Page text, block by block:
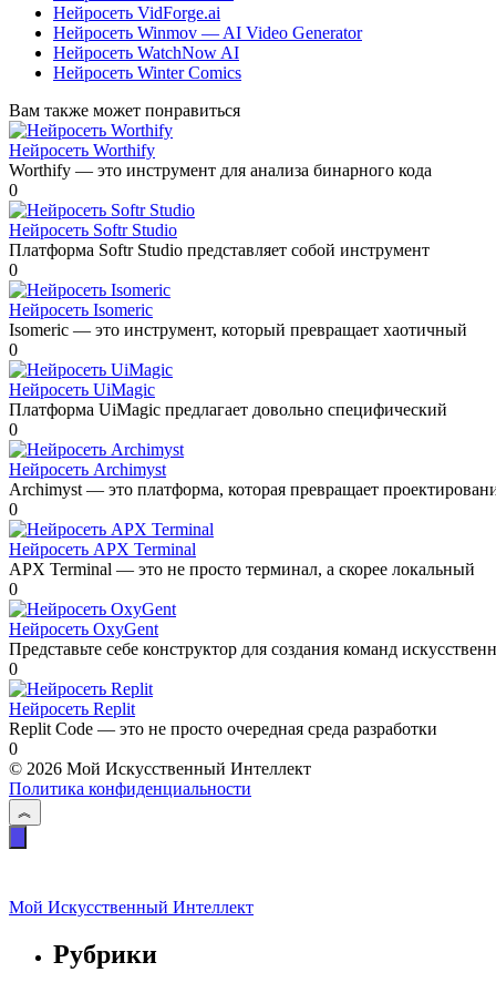
Нейросеть VidForge.ai
Нейросеть Winmov — AI Video Generator
Нейросеть WatchNow AI
Нейросеть Winter Comics
Вам также может понравиться
Нейросеть Worthify
Worthify — это инструмент для анализа бинарного кода
0
Нейросеть Softr Studio
Платформа Softr Studio представляет собой инструмент
0
Нейросеть Isomeric
Isomeric — это инструмент, который превращает хаотичный
0
Нейросеть UiMagic
Платформа UiMagic предлагает довольно специфический
0
Нейросеть Archimyst
Archimyst — это платформа, которая превращает
0
Нейросеть APX Terminal
APX Terminal — это не просто терминал, а скорее локальный
0
Нейросеть OxyGent
Представьте себе конструктор для создания команд
0
Нейросеть Replit
Replit Code — это не просто очередная среда разработки
0
© 2026 Мой Искусственный Интеллект
Политика конфиденциальности
Мой Искусственный Интеллект
Рубрики